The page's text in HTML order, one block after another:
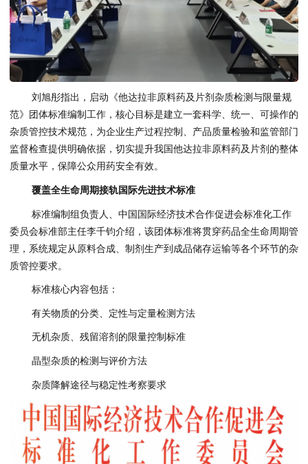
刘旭彤指出，启动《他达拉非原料药及片剂杂质检测与限量规
范》团体标准编制工作，核心目标是建立一套科学、统一、可操作的
杂质管控技术规范，为企业生产过程控制、产品质量检验和监管部门
监督检查提供明确依据，切实提升我国他达拉非原料药及片剂的整体
质量水平，保障公众用药安全有效。
覆盖全生命周期接轨国际先进技术标准
标准编制组负责人、中国国际经济技术合作促进会标准化工作
委员会标准部主任李千钧介绍，该团体标准将贯穿药品全生命周期管
理，系统规定从原料合成、制剂生产到成品储存运输等各个环节的杂
质管控要求。
标准核心内容包括：
有关物质的分类、定性与定量检测方法
无机杂质、残留溶剂的限量控制标准
晶型杂质的检测与评价方法
杂质降解途径与稳定性考察要求